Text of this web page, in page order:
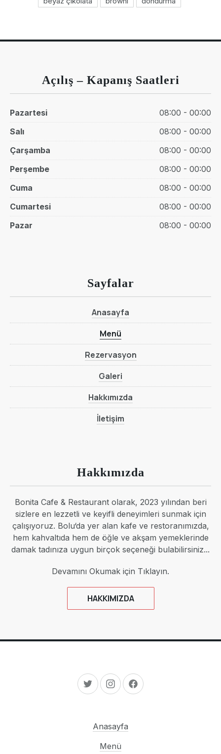
Açılış – Kapanış Saatleri
Pazartesi
08:00 - 00:00
Salı
08:00 - 00:00
Çarşamba
08:00 - 00:00
Perşembe
08:00 - 00:00
Cuma
08:00 - 00:00
Cumartesi
08:00 - 00:00
Pazar
08:00 - 00:00
Sayfalar
Anasayfa
Menü
Rezervasyon
Galeri
Hakkımızda
İletişim
Hakkımızda
Bonita Cafe & Restaurant olarak, 2023 yılından beri
sizlere en lezzetli ve keyifli deneyimleri sunmak için
çalışıyoruz. Bolu‘da yer alan kafe ve restoranımızda,
hem kahvaltıda hem de öğle ve akşam yemeklerinde
damak tadınıza uygun birçok seçeneği bulabilirsiniz...
Devamını Okumak için Tıklayın.
HAKKIMIZDA
New Window
New WindowNew Window
Anasayfa
Menü